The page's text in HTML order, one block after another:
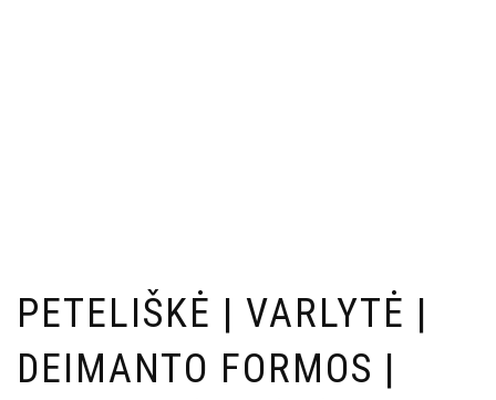
PETELIŠKĖ | VARLYTĖ |
DEIMANTO FORMOS |